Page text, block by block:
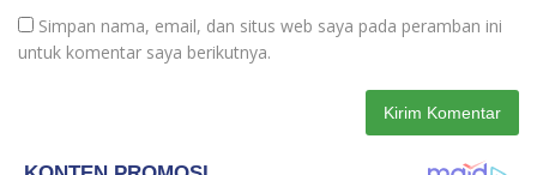
Simpan nama, email, dan situs web saya pada peramban ini
untuk komentar saya berikutnya.